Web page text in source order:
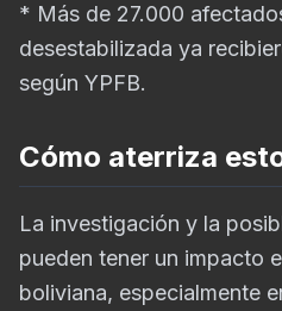
* Más de 27.000
desestabilizada ya
según YPFB.
Cómo aterriza
La investigación y la
pueden tener un impacto
boliviana, especialmente